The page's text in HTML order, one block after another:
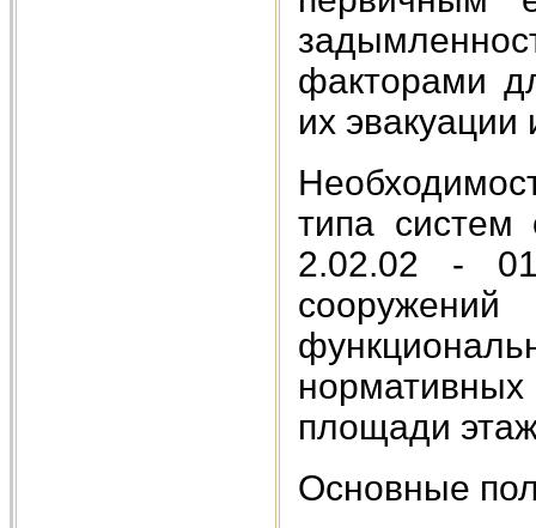
факторами
их эвакуации
типа
2.02.02 -
площади
Основные